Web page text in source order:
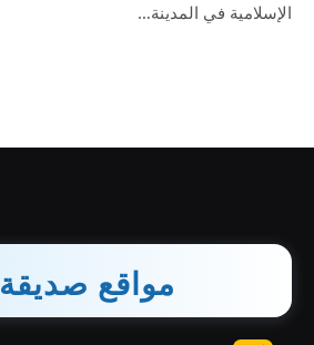
الإسلامية في المدينة…
مواقع صديقة